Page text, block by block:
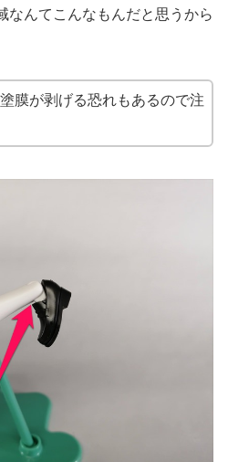
なんてこんなもんだと思うから
膜が剥げる恐れもあるので注